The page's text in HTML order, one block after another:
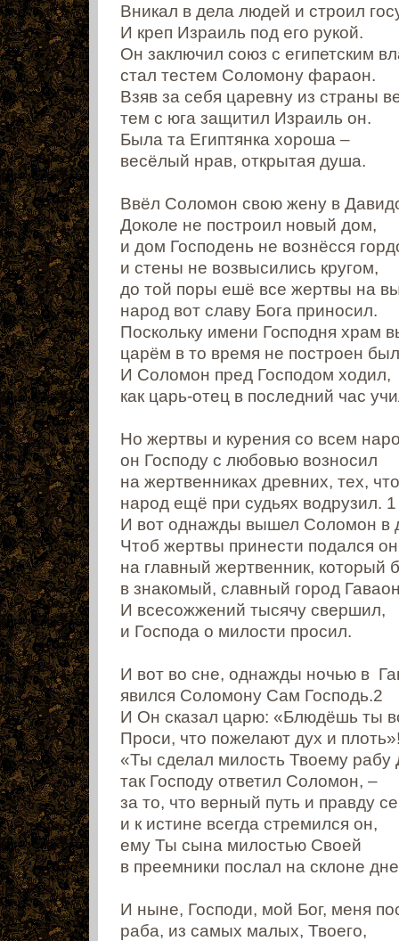
Вникал в дела людей и строил
И креп Израиль под его рукой.
Он заключил союз с египетским
стал тестем Соломону фараон.
Взяв за себя царевну из страны
тем с юга защитил Израиль он.
Была та Египтянка хороша –
весёлый нрав, открытая душа.
Ввёл Соломон свою жену в
Доколе не построил новый дом,
и дом Господень не вознёсся
и стены не возвысились кругом,
до той поры ешё все жертвы на
народ вот славу Бога приносил.
Поскольку имени Господня храм
царём в то время не построен
И Соломон пред Господом ходил,
как царь-отец в последний час
Но жертвы и курения со всем
он Господу с любовью возносил
на жертвенниках древних, тех,
народ ещё при судьях водрузил. 1
И вот однажды вышел Соломон в
Чтоб жертвы принести подался он
на главный жертвенник, который
в знакомый, славный город
И всесожжений тысячу свершил,
и Господа о милости просил.
И вот во сне, однажды ночью в
явился Соломону Сам Господь.2
И Он сказал царю: «Блюдёшь ты
Проси, что пожелают дух и
«Ты сделал милость Твоему рабу
так Господу ответил Соломон, –
за то, что верный путь и правду
и к истине всегда стремился он,
ему Ты сына милостью Своей
в преемники послал на склоне
И ныне, Господи, мой Бог, меня
раба, из самых малых, Твоего,